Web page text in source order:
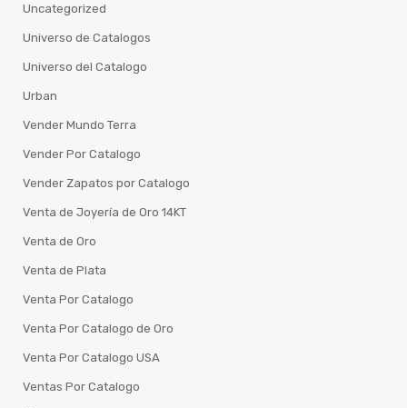
Uncategorized
Universo de Catalogos
Universo del Catalogo
Urban
Vender Mundo Terra
Vender Por Catalogo
Vender Zapatos por Catalogo
Venta de Joyería de Oro 14KT
Venta de Oro
Venta de Plata
Venta Por Catalogo
Venta Por Catalogo de Oro
Venta Por Catalogo USA
Ventas Por Catalogo